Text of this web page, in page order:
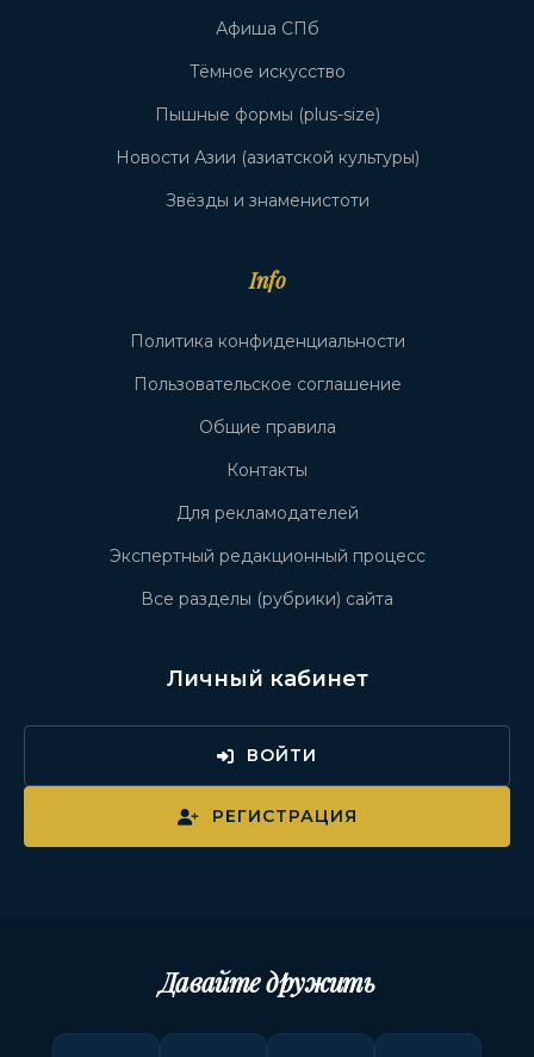
Афиша СПб
Тёмное искусство
Пышные формы (plus-size)
Новости Азии (азиатской культуры)
Звёзды и знаменистоти
Info
Политика конфиденциальности
Пользовательское соглашение
Общие правила
Контакты
Для рекламодателей
Экспертный редакционный процесс
Все разделы (рубрики) сайта
Личный кабинет
ВОЙТИ
РЕГИСТРАЦИЯ
Давайте дружить